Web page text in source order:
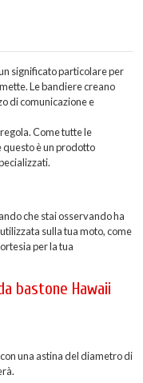
significato particolare per
Le bandiere creano
di comunicazione e
Come tutte le
è un prodotto
che stai osservando ha
sulla tua moto, come
per la tua
bastone Hawaii
una astina del diametro di